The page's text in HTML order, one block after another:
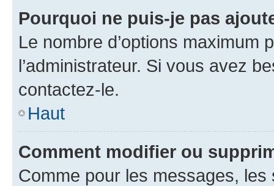
Pourquoi ne puis-je pas
Le nombre d’options maximum
l’administrateur. Si vous avez
contactez-le.
Haut
Comment modifier ou
Comme pour les messages,